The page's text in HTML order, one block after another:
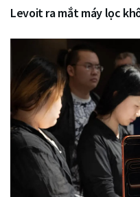
Levoit ra mắt máy lọc